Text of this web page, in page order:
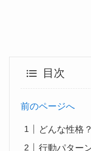
目次
前のページへ
どんな性格？
行動パター